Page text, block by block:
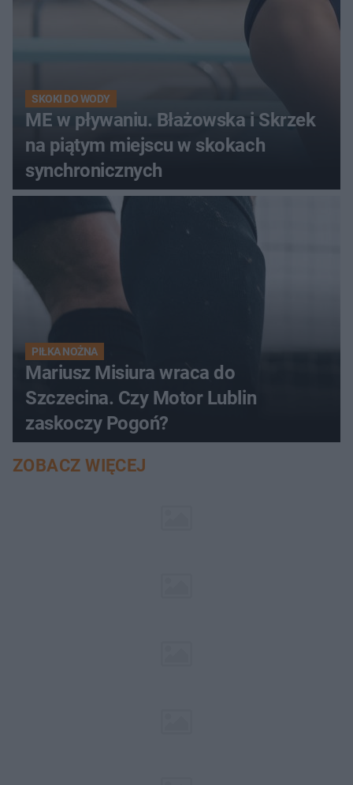
SKOKI DO WODY
ME w pływaniu. Błażowska i Skrzek
na piątym miejscu w skokach
synchronicznych
PIŁKA NOŻNA
Mariusz Misiura wraca do
Szczecina. Czy Motor Lublin
zaskoczy Pogoń?
ZOBACZ WIĘCEJ